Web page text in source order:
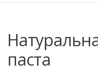
натуральная зубная
паста